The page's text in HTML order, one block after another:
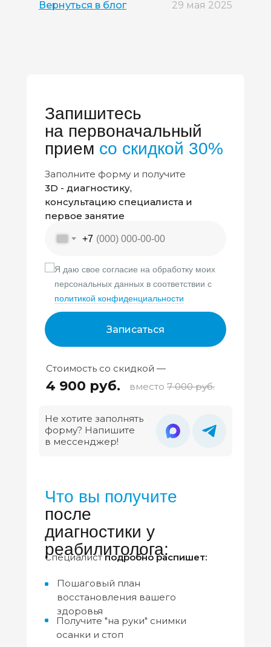
Вернуться в блог 29 мая 2025
Что вы получите
после
диагностики у
реабилитолога:
Специалистподробно распишет:
Пошаговый план
восстановления вашего
здоровья
Получите "на руки" снимки
осанки и стоп
Запишитесь
на первоначальный
прием со скидкой 30%
Заполните форму и получите
3D - диагностику,
консультацию специалиста и
первое занятие
+7
Я даю свое согласие на обработку моих
персональных данных в соответствии с
политикой конфиденциальности
Записаться
Стоимость со скидкой —
4 900 руб. вместо 7 000 руб.
Не хотите заполнять
форму? Напишите
в мессенджер!